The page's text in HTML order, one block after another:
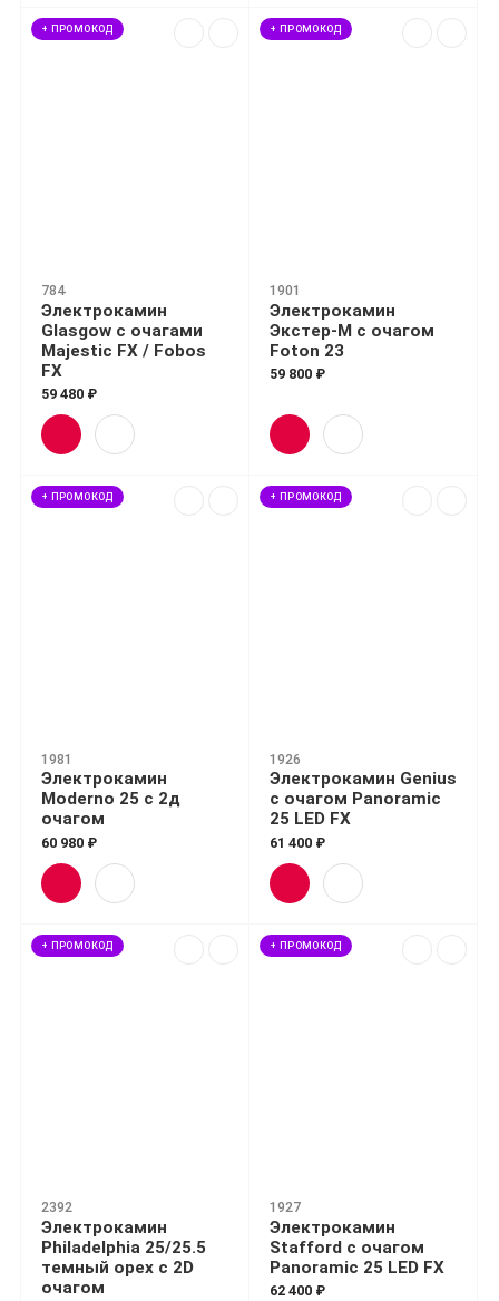
+ ПРОМОКОД
784
Электрокамин
Glasgow с очагами
Majestic FX / Fobos
FX
59 480 ₽
+ ПРОМОКОД
1901
Электрокамин
Экстер-М с очагом
Foton 23
59 800 ₽
+ ПРОМОКОД
1981
Электрокамин
Moderno 25 с 2д
очагом
60 980 ₽
+ ПРОМОКОД
1926
Электрокамин Genius
с очагом Panoramic
25 LED FX
61 400 ₽
+ ПРОМОКОД
2392
Электрокамин
Philadelphia 25/25.5
темный орех с 2D
очагом
+ ПРОМОКОД
1927
Электрокамин
Stafford с очагом
Panoramic 25 LED FX
62 400 ₽